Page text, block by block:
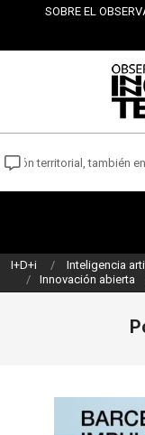
contenido
SOBRE EL
DE
territorial, también en
principal
I+D+i Inteligencia
Innovación abierta